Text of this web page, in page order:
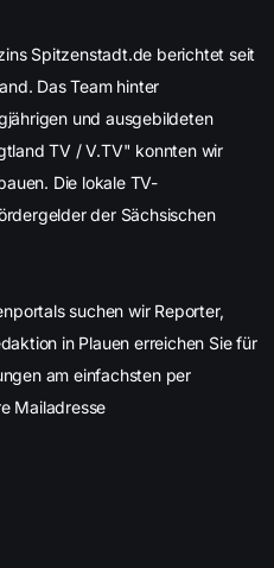
Spitzenstadt.de berichtet seit
Das Team hinter
und ausgebildeten
TV / V.TV" konnten wir
Die lokale TV-
der Sächsischen
suchen wir Reporter,
in Plauen erreichen Sie für
am einfachsten per
Mailadresse